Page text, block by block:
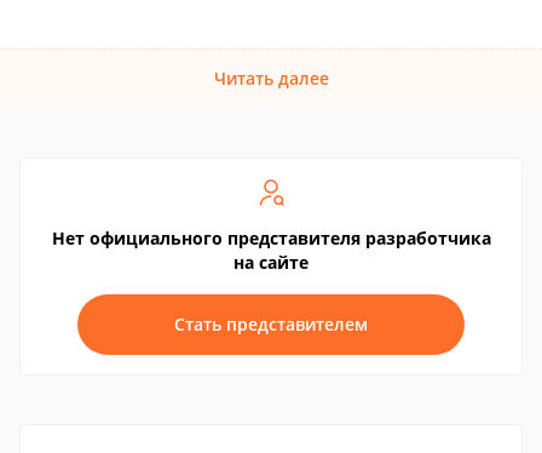
Читать далее
Нет официального представителя разработчика
на сайте
Стать представителем